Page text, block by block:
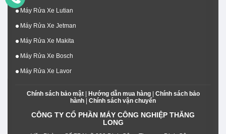
Máy Rửa Xe Lutian
Máy Rửa Xe Jetman
Máy Rửa Xe Makita
Máy Rửa Xe Bosch
Máy Rửa Xe Lavor
Chính sách bảo mật| Hướng dẫn mua hàng| Chính sách bảo
hành
Chính sách vận chuyển
CÔNG TY CỔ PHẦN MÁY CÔNG NGHIỆP THĂNG
LONG